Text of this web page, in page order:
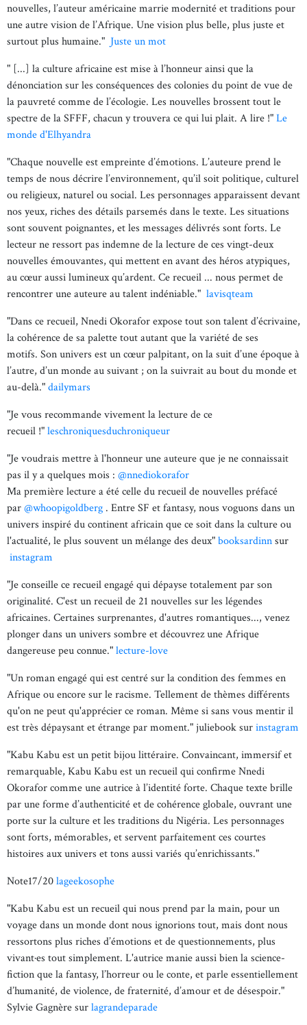
nouvelles, l’auteur américaine marrie modernité et traditions pour
une autre vision de l’Afrique. Une vision plus belle, plus juste et
surtout plus humaine." Juste un mot
" [...] la culture africaine est mise à l’honneur ainsi que la
dénonciation sur les conséquences des colonies du point de vue de
la pauvreté comme de l’écologie. Les nouvelles brossent tout le
spectre de la SFFF, chacun y trouvera ce qui lui plait. A lire !"Le
monde d'Elhyandra
"Chaque nouvelle est empreinte d’émotions. L’auteure prend le
temps de nous décrire l’environnement, qu’il soit politique, culturel
ou religieux, naturel ou social. Les personnages apparaissent devant
nos yeux, riches des détails parsemés dans le texte. Les situations
sont souvent poignantes, et les messages délivrés sont forts. Le
lecteur ne ressort pas indemne de la lecture de ces vingt-deux
nouvelles émouvantes, qui mettent en avant des héros atypiques,
au cœur aussi lumineux qu’ardent. Ce recueil ... nous permet de
rencontrer une auteure au talent indéniable." lavisqteam
"Dans ce recueil, Nnedi Okorafor expose tout son talent d’écrivaine,
la cohérence de sa palette tout autant que la variété de ses
motifs. Son univers est un cœur palpitant, on la suit d’une époque à
l’autre, d’un monde au suivant ; on la suivrait au bout du monde et
au-delà."dailymars
"Je vous recommande vivement la lecture de ce
recueil !"leschroniquesduchroniqueur
"Je voudrais mettre à l'honneur une auteure que je ne connaissait
pas il y a quelques mois : @nnediokorafor
Ma première lecture a été celle du recueil de nouvelles préfacé
par@whoopigoldberg . Entre SF et fantasy, nous voguons dans un
univers inspiré du continent africain que ce soit dans la culture ou
l'actualité, le plus souvent un mélange des deux"booksardinnsur
instagram
"Je conseille ce recueil engagé qui dépayse totalement par son
originalité. C'est un recueil de 21 nouvelles sur les légendes
africaines. Certaines surprenantes, d'autres romantiques..., venez
plonger dans un univers sombre et découvrez une Afrique
dangereuse peu connue."lecture-love
"Un roman engagé qui est centré sur la condition des femmes en
Afrique ou encore sur le racisme. Tellement de thèmes différents
qu'on ne peut qu'apprécier ce roman. Même si sans vous mentir il
est très dépaysant et étrange par moment." juliebook surinstagram
"Kabu Kabu est un petit bijou littéraire. Convaincant, immersif et
remarquable, Kabu Kabu est un recueil qui confirme Nnedi
Okorafor comme une autrice à l’identité forte. Chaque texte brille
par une forme d’authenticité et de cohérence globale, ouvrant une
porte sur la culture et les traditions du Nigéria. Les personnages
sont forts, mémorables, et servent parfaitement ces courtes
histoires aux univers et tons aussi variés qu’enrichissants."
Note17/20lageekosophe
"Kabu Kabu est un recueil qui nous prend par la main, pour un
voyage dans un monde dont nous ignorions tout, mais dont nous
ressortons plus riches d’émotions et de questionnements, plus
vivant·es tout simplement. L'autrice manie aussi bien la science-
fiction que la fantasy, l’horreur ou le conte, et parle essentiellement
d’humanité, de violence, de fraternité, d’amour et de désespoir."
Sylvie Gagnère surlagrandeparade